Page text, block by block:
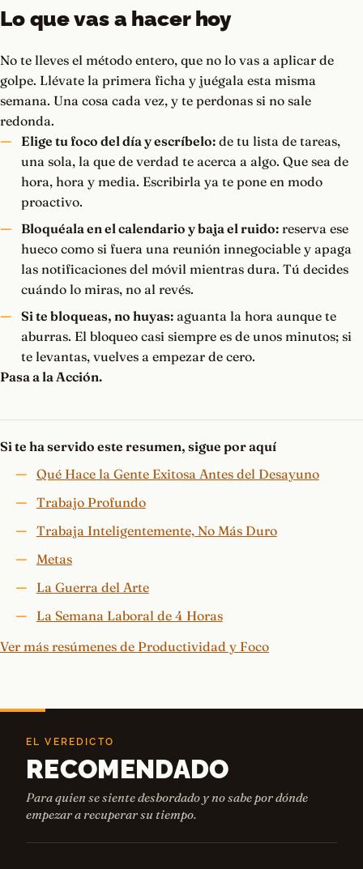
Lo que vas a hacer hoy
No te lleves el método entero, que no lo vas a aplicar de
golpe. Llévate la primera ficha y juégala esta misma
semana. Una cosa cada vez, y te perdonas si no sale
redonda.
Elige tu foco del día y escríbelo:de tu lista de tareas,
una sola, la que de verdad te acerca a algo. Que sea de
hora, hora y media. Escribirla ya te pone en modo
proactivo.
Bloquéala en el calendario y baja el ruido:reserva ese
hueco como si fuera una reunión innegociable y apaga
las notificaciones del móvil mientras dura. Tú decides
cuándo lo miras, no al revés.
Si te bloqueas, no huyas:aguanta la hora aunque te
aburras. El bloqueo casi siempre es de unos minutos; si
te levantas, vuelves a empezar de cero.
Pasa a la Acción.
Si te ha servido este resumen, sigue por aquí
Qué Hace la Gente Exitosa Antes del Desayuno
Trabajo Profundo
Trabaja Inteligentemente, No Más Duro
Metas
La Guerra del Arte
La Semana Laboral de 4 Horas
Ver más resúmenes de Productividad y Foco
EL VEREDICTO
RECOMENDADO
Para quien se siente desbordado y no sabe por dónde
empezar a recuperar su tiempo.